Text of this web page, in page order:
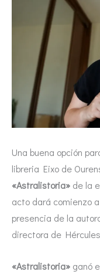
Una buena opción
libreria Eixo de
«Astralistoria» de la
acto dará comienzo
presencia de la
directora de
«Astralistoria» ganó